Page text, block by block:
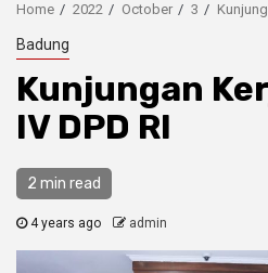
Home 2022 October 3
Badung
Kunjungan
IV DPD RI
2 min read
4 years ago admin